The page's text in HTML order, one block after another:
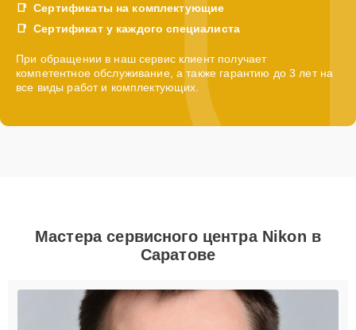
Сертификаты на комплектующие
Сертификат у каждого специалиста
При обращении в наш сервис клиент получает
компетентное обслуживание, а также гарантию до 3 лет на
все виды работ и комплектующих.
Мастера сервисного центра Nikon в
Саратове